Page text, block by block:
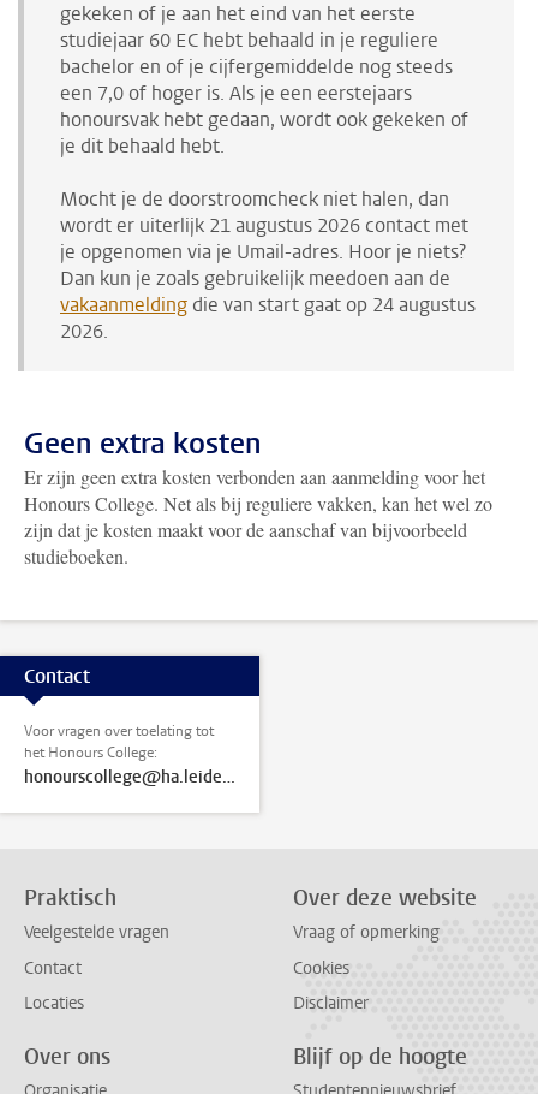
gekeken of je aan het eind van het eerste
studiejaar 60 EC hebt behaald in je reguliere
bachelor en of je cijfergemiddelde nog steeds
een 7,0 of hoger is. Als je een eerstejaars
honoursvak hebt gedaan, wordt ook gekeken of
je dit behaald hebt.
Mocht je de doorstroomcheck niet halen, dan
wordt er uiterlijk 21 augustus 2026 contact met
je opgenomen via je Umail-adres. Hoor je niets?
Dan kun je zoals gebruikelijk meedoen aan de
vakaanmelding die van start gaat op 24 augustus
2026.
Geen extra kosten
Er zijn geen extra kosten verbonden aan aanmelding voor het
Honours College. Net als bij reguliere vakken, kan het wel zo
zijn dat je kosten maakt voor de aanschaf van bijvoorbeeld
studieboeken.
Contact
Voor vragen over toelating tot
het Honours College:
honourscollege@ha.leidenuniv.nl
Praktisch
Veelgestelde vragen
Contact
Locaties
Over deze website
Vraag of opmerking
Cookies
Disclaimer
Over ons Blijf op de hoogte